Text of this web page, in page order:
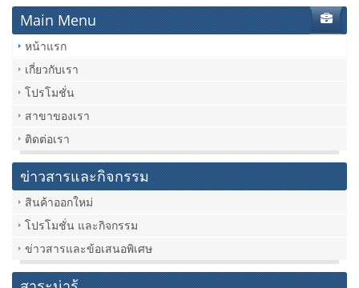
Main Menu
หน้าแรก
เกี่ยวกับเรา
โปรโมชั่น
สาขาของเรา
ติดต่อเรา
ข่าวสารและกิจกรรม
สินค้าออกใหม่
โปรโมชั่น และกิจกรรม
ข่าวสารและข้อเสนอพิเศษ